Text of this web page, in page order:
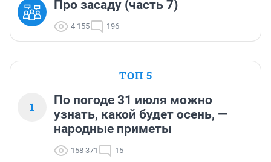
Про засаду (часть 7)
4 155 196
ТОП 5
1
По погоде 31 июля можно
узнать, какой будет осень, —
народные приметы
158 371 15